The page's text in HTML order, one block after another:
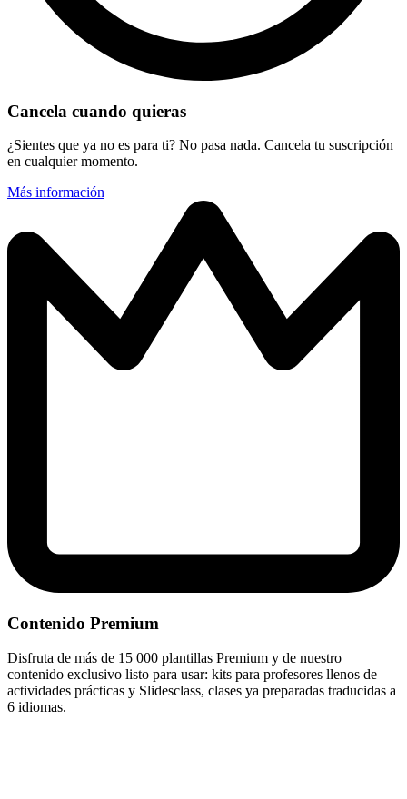
Cancela cuando quieras
¿Sientes que ya no es para ti? No pasa nada. Cancela tu suscripción
en cualquier momento.
Más información
Contenido Premium
Disfruta de más de 15 000 plantillas Premium y de nuestro
contenido exclusivo listo para usar: kits para profesores llenos de
actividades prácticas y Slidesclass, clases ya preparadas traducidas a
6 idiomas.